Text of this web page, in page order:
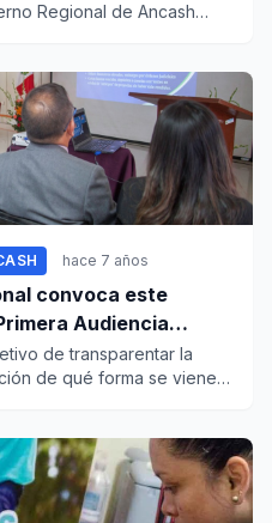
Regional de Ancash
hace 7 años
convoca este
Audiencia
de transparentar la
de qué forma se vienen